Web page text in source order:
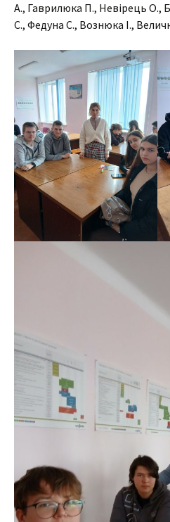
А., Гаврилюка П., Невірець О.,
С., Федуна С., Вознюка І.,